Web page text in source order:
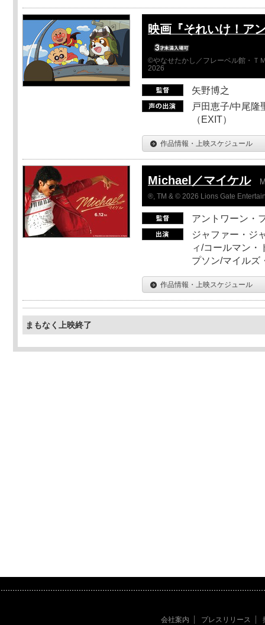
映画『それいけ！ア
©やなせたかし／フレーベル館・Ｔ
2026
矢野博之
戸田恵子/中尾隆
（EXIT）
作品情報・上映スケジュール
Michael／マイケル
®, TM & © 2026 Lions Gate
アントワーン・
ジャファー・ジ
ィ/コールマン・
プソン/マイルズ
作品情報・上映スケジュール
まもなく上映終了
会社案内 プレスリリース